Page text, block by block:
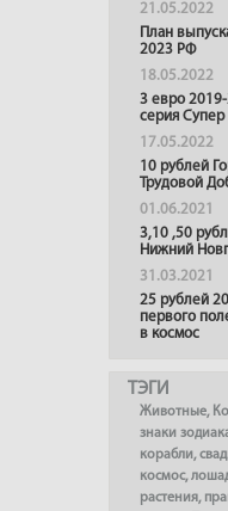
21.05.2022
План
2023 РФ
18.05.2022
3 евро
серия
17.05.2022
10 рублей
Трудовой
01.06.2021
3,10 ,50
Нижний
31.03.2021
25 рублей
первого
в космос
ТЭГИ
Животные,
знаки
корабли,
космос,
растения,